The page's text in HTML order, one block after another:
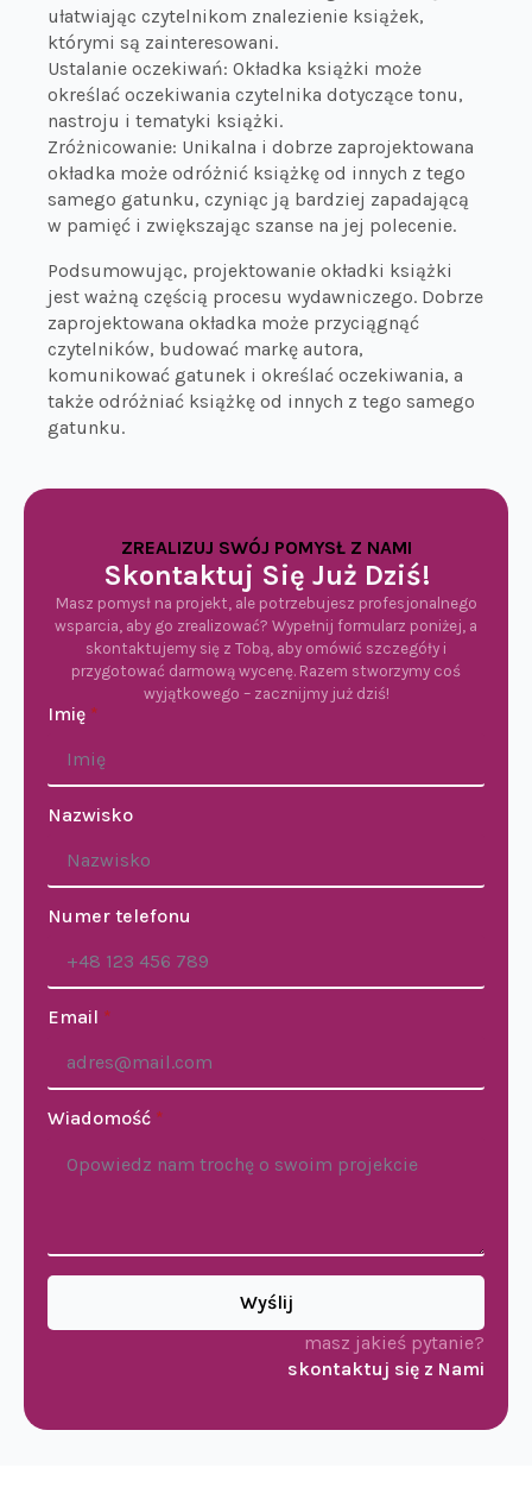
ułatwiając czytelnikom znalezienie książek,
którymi są zainteresowani.
Ustalanie oczekiwań: Okładka książki może
określać oczekiwania czytelnika dotyczące tonu,
nastroju i tematyki książki.
Zróżnicowanie: Unikalna i dobrze zaprojektowana
okładka może odróżnić książkę od innych z tego
samego gatunku, czyniąc ją bardziej zapadającą
w pamięć i zwiększając szanse na jej polecenie.
Podsumowując, projektowanie okładki książki
jest ważną częścią procesu wydawniczego. Dobrze
zaprojektowana okładka może przyciągnąć
czytelników, budować markę autora,
komunikować gatunek i określać oczekiwania, a
także odróżniać książkę od innych z tego samego
gatunku.
ZREALIZUJ SWÓJ POMYSŁ Z NAMI
Skontaktuj Się Już Dziś!
Masz pomysł na projekt, ale potrzebujesz profesjonalnego
wsparcia, aby go zrealizować? Wypełnij formularz poniżej, a
skontaktujemy się z Tobą, aby omówić szczegóły i
przygotować darmową wycenę. Razem stworzymy coś
wyjątkowego – zacznijmy już dziś!
Imię *
Nazwisko
Numer telefonu
Email *
Wiadomość *
Wyślij
masz jakieś pytanie?
skontaktuj się z Nami